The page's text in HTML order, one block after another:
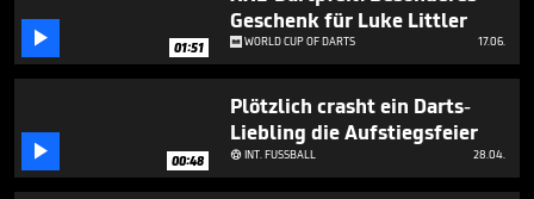
seconds
 01:51
Geschenk für Luke Littler
WORLD CUP OF DARTS 17.06.
 00:48
Plötzlich crasht ein Darts-
Liebling die Aufstiegsfeier
INT. FUSSBALL 28.04.